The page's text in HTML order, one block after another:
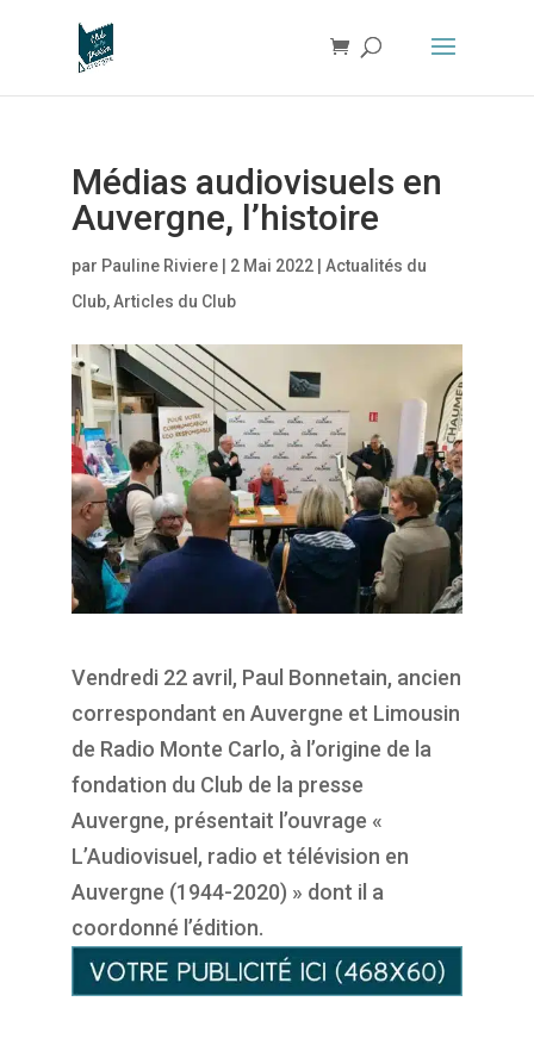
Médias audiovisuels en
Auvergne, l’histoire
par Pauline Riviere| 2 Mai 2022| Actualités du
Club,Articles du Club
Vendredi 22 avril, Paul Bonnetain, ancien
correspondant en Auvergne et Limousin
de Radio Monte Carlo, à l’origine de la
fondation du Club de la presse
Auvergne, présentait l’ouvrage «
L’Audiovisuel, radio et télévision en
Auvergne (1944-2020) » dont il a
coordonné l’édition.